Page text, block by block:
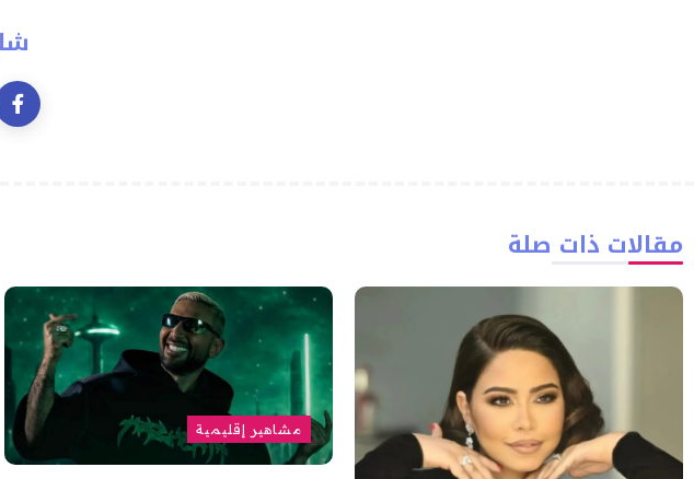
مقالات ذات صلة
مشاهير إقليمية